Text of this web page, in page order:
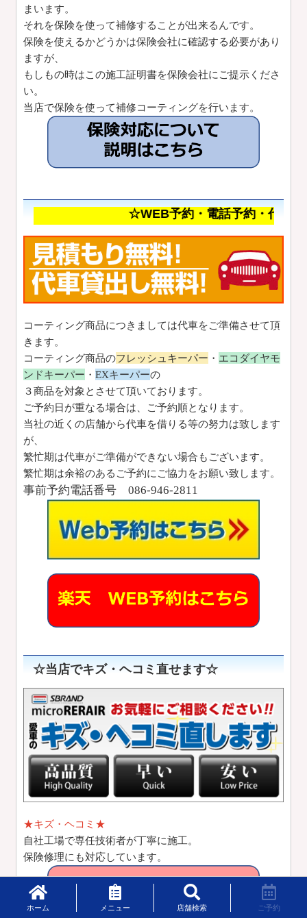
まいます。
それを保険を使って補修することが出来るんです。
保険を使えるかどうかは保険会社に確認する必要があり
ますが、
もしもの時はこの施工証明書を保険会社にご提示くださ
い。
当店で保険を使って補修コーティングを行います。
☆WEB予約・電話予約・代車無料貸出につ
コーティング商品につきましては代車をご準備させて頂
きます。
コーティング商品のフレッシュキーパー ・ エコダイヤモ
ンドキーパー ・EXキーパーの
３商品を対象とさせて頂いております。
ご予約日が重なる場合は、ご予約順となります。
当社の近くの店舗から代車を借りる等の努力は致します
が、
繁忙期は代車がご準備ができない場合もございます。
繁忙期は余裕のあるご予約にご協力をお願い致します。
事前予約電話番号 086-946-2811
☆当店でキズ・ヘコミ直せます☆
★キズ・ヘコミ★
自社工場で専任技術者が丁寧に施工。
保険修理にも対応しています。
ホーム メニュー 店舗検索 ご予約